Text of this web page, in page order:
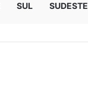
SUL SUDESTE